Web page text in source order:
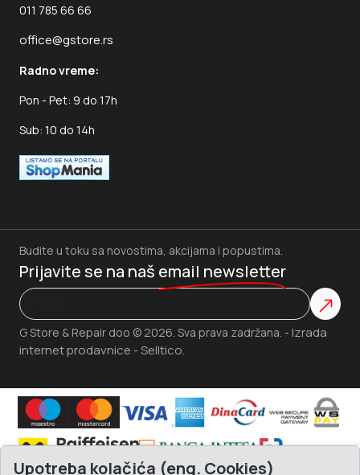
011 785 66 66
office@gstore.rs
Radno vreme:
Pon - Pet: 9 do 17h
Sub: 10 do 14h
G Store & Repair doo © 2026. Sva prava zadržana. - Izrada
internet prodavnice - Selltico.
Budite u toku sa novostima, akcijama i popustima.
Prijavite se na naš email newsletter
Upotreba kolačića (eng. Cookies)